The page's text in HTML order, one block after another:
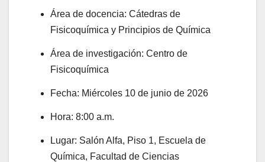
Área de docencia: Cátedras de
Fisicoquímica y Principios de Química
Área de investigación: Centro de
Fisicoquímica
Fecha: Miércoles 10 de junio de 2026
Hora: 8:00 a.m.
Lugar: Salón Alfa, Piso 1, Escuela de
Química, Facultad de Ciencias